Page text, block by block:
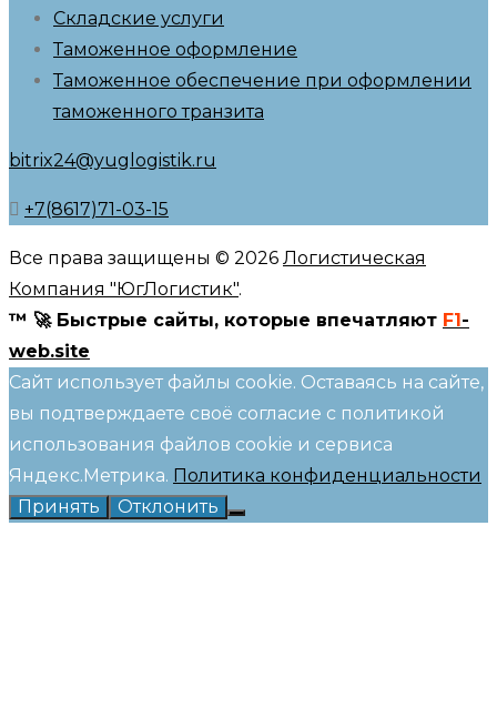
Складские услуги
Таможенное оформление
Таможенное обеспечение при оформлении
таможенного транзита
bitrix24@yuglogistik.ru
+7(8617)71-03-15
Все права защищены © 2026 Логистическая
Компания "ЮгЛогистик".
™ 🚀 Быстрые сайты, которые впечатляют F1 -
web.site
Сайт использует файлы cookie. Оставаясь на сайте,
вы подтверждаете своё согласие с политикой
использования файлов cookie и сервиса
Яндекс.Метрика. Политика конфиденциальности
Принять
Отклонить